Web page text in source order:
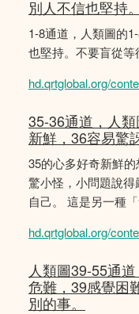
別人不信也堅持。
1-8通道，人類圖的
也堅持。不要盲從等
hd.qrtglobal.org/
35-36通道，人
新鮮，36容易驚
35的心多好奇新鮮
驚小怪，小問題說
自己。 這是另一種「
hd.qrtglobal.org/
人類圖39-55通
危難，39感覺困
別的事。